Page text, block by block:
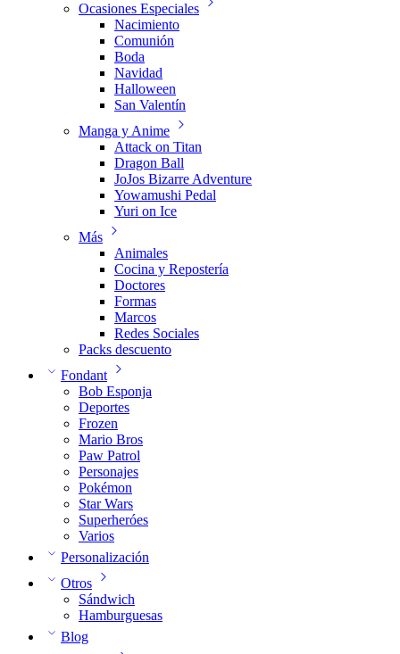
Ocasiones Especiales
Nacimiento
Comunión
Boda
Navidad
Halloween
San Valentín
Manga y Anime
Attack on Titan
Dragon Ball
JoJos Bizarre Adventure
Yowamushi Pedal
Yuri on Ice
Más
Animales
Cocina y Repostería
Doctores
Formas
Marcos
Redes Sociales
Packs descuento
Fondant
Bob Esponja
Deportes
Frozen
Mario Bros
Paw Patrol
Personajes
Pokémon
Star Wars
Superheróes
Varios
Personalización
Otros
Sándwich
Hamburguesas
Blog